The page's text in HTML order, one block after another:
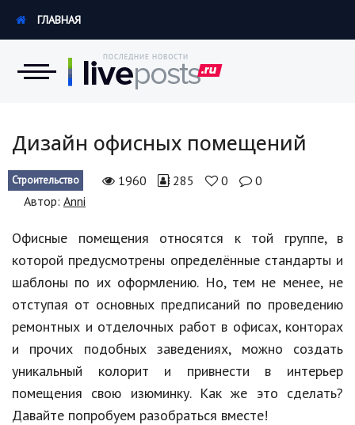
Новости
Экономика
Происшествия
Hi-Tech. Интернет
Россия
Наука и техника
Политика
Образование
В мире
ГЛАВНАЯ
Дизайн офисных помещений
Строительство 1960 285 0
0
Автор: Anni
Офисные помещения относятся к той группе, в
которой предусмотрены определённые стандарты и
шаблоны по их оформлению. Но, тем не менее, не
отступая от основных предписаний по проведению
ремонтных и отделочных работ в офисах, конторах
и прочих подобных заведениях, можно создать
уникальный колорит и привнести в интерьер
помещения свою изюминку. Как же это сделать?
Давайте попробуем разобраться вместе!